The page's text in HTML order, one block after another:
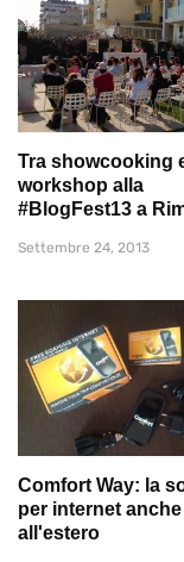
Tra showcooking
workshop alla
#BlogFest13 a
Settembre 24, 2013
Comfort Way: la
per internet anche
all'estero